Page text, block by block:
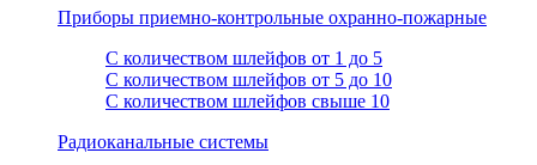
Приборы приемно-контрольные охранно-пожарные
С количеством шлейфов от 1 до 5
С количеством шлейфов от 5 до 10
С количеством шлейфов свыше 10
Радиоканальные системы